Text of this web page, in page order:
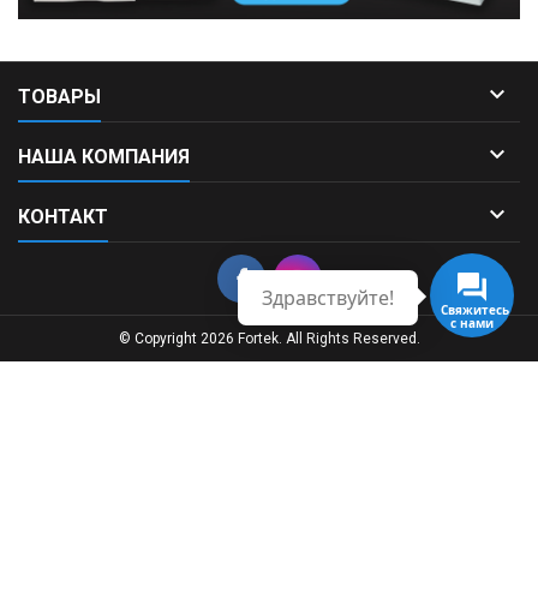
ТОВАРЫ 
НАША КОМПАНИЯ 
КОНТАКТ 
Свяжитесь
с нами
Здравствуйте!
© Copyright 2026 Fortek. All Rights Reserved.